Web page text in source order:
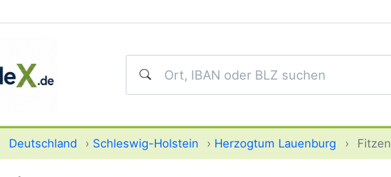
Deutschland › Schleswig-Holstein › Herzogtum Lauenburg › Fitzen